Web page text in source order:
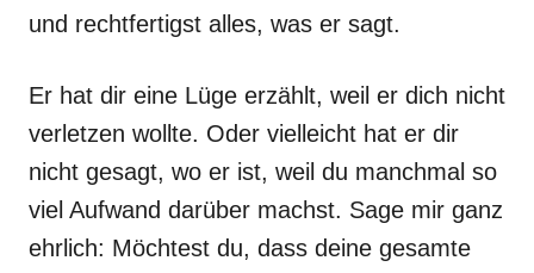
und rechtfertigst alles, was er sagt.
Er hat dir eine Lüge erzählt, weil er dich nicht
verletzen wollte. Oder vielleicht hat er dir
nicht gesagt, wo er ist, weil du manchmal so
viel Aufwand darüber machst. Sage mir ganz
ehrlich: Möchtest du, dass deine gesamte